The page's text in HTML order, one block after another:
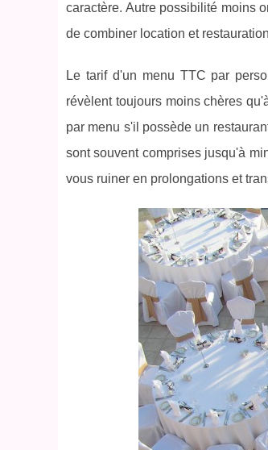
caractère. Autre possibilité moins
de combiner location et
Le tarif d'un menu TTC par
révèlent toujours moins chères
par menu s'il possède un
sont souvent comprises jusqu'à
vous ruiner en prolongations et